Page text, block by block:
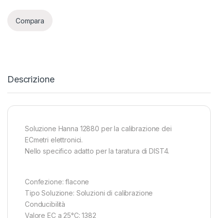
Compara
Descrizione
Soluzione Hanna 12880 per la calibrazione dei
ECmetri elettronici.
Nello specifico adatto per la taratura di DIST4.
Confezione: flacone
Tipo Soluzione: Soluzioni di calibrazione
Conducibilità
Valore EC a 25°C: 1382